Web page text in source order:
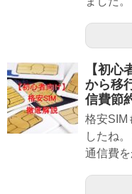
【初
から移
信費節
格安SIM
したね
通信費